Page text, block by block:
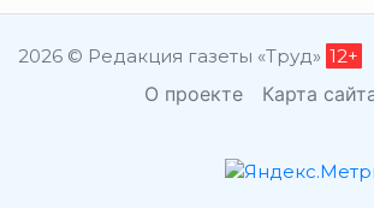
2026 © Редакция газеты «Труд» 12+
О проекте Карта